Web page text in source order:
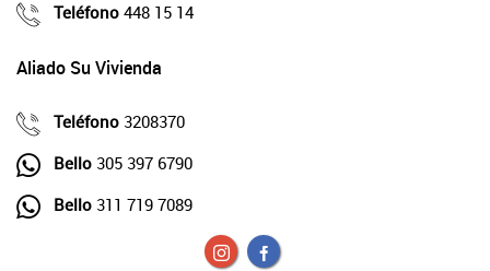
Teléfono 448 15 14
Aliado Su Vivienda
Teléfono 3208370
Bello 305 397 6790
Bello 311 719 7089